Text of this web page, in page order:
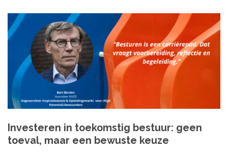
Investeren in toekomstig bestuur: geen
toeval, maar een bewuste keuze